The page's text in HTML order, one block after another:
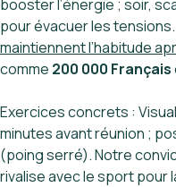
booster l’énergie ; soir,
pour évacuer les tensions.
maintiennent l’habitude
comme 200 000 Français
Exercices concrets :
minutes avant réunion ;
(poing serré). Notre
rivalise avec le sport pour